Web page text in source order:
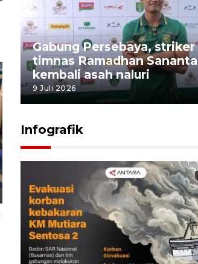
Gabung Persebaya, striker
timnas Ramadhan Sananta
kembali asah naluri
9 Juli 2026
Infografik